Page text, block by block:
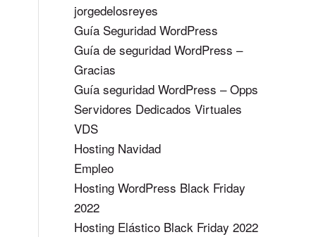
jorgedelosreyes
Guía Seguridad WordPress
Guía de seguridad WordPress –
Gracias
Guía seguridad WordPress – Opps
Servidores Dedicados Virtuales
VDS
Hosting Navidad
Empleo
Hosting WordPress Black Friday
2022
Hosting Elástico Black Friday 2022